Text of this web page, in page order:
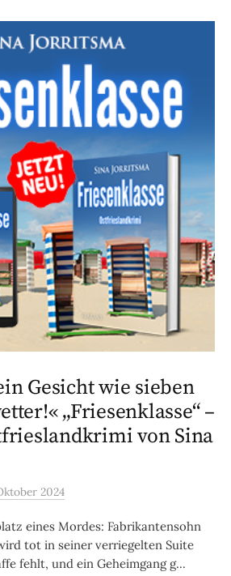
Gesicht wie sieben
„Friesenklasse“ –
von Sina
2024
eines Mordes: Fabrikantensohn
tot in seiner verriegelten Suite
fehlt, und ein Geheimgang g...